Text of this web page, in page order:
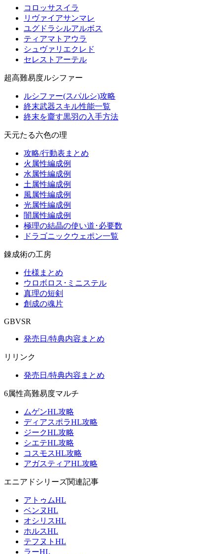
コロッサスイラ
リヴァイアサンマレ
ユグドラシルアルボス
ティアマトアウラ
シュヴァリエクレド
セレストアーテル
超高難易度ルシファー
ルシファー(スパルシ)攻略
終末武器スキル性能一覧
終末を齎す黒羽の入手方法
天元たる六色の理
攻略/行動表まとめ
火属性編成例
水属性編成例
土属性編成例
風属性編成例
光属性編成例
闇属性編成例
極理の結晶の使い道･必要数
ドラゴニックウェポン一覧
錬成術の工房
仕様まとめ
ウロボロス･ミニステル
真理の短剣
創成の魂片
GBVSR
発売日/特典内容まとめ
リリンク
発売日/特典内容まとめ
6属性高難易度マルチ
ムゲンHL攻略
ディアスポラHL攻略
ジークHL攻略
シエテHL攻略
コスモスHL攻略
アガスティアHL攻略
エニアドシリーズ関連記事
アトゥムHL
ベンヌHL
オシリスHL
ホルスHL
テフヌトHL
ラーHL